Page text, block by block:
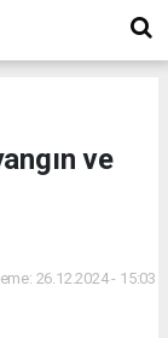
ve
26.12.2024 - 15:03